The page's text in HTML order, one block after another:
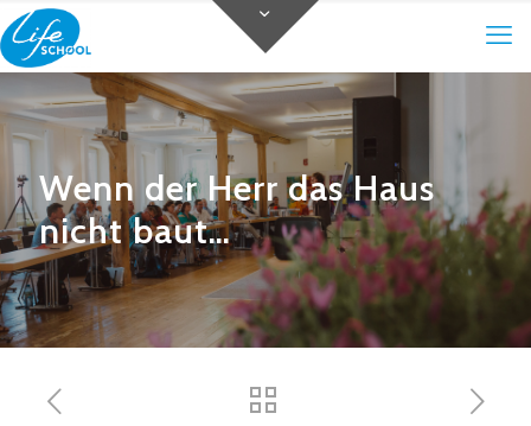
Wenn der Herr das Haus
nicht baut…